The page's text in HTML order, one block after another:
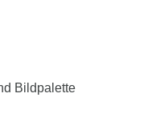
Bildpalette